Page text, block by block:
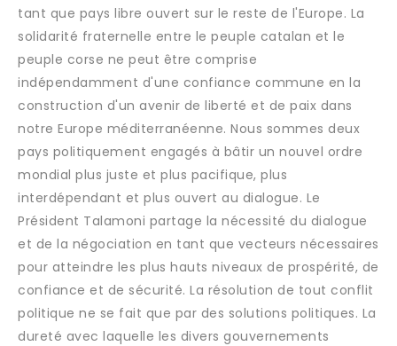
tant que pays libre ouvert sur le reste de l'Europe. La
solidarité fraternelle entre le peuple catalan et le
peuple corse ne peut être comprise
indépendamment d'une confiance commune en la
construction d'un avenir de liberté et de paix dans
notre Europe méditerranéenne. Nous sommes deux
pays politiquement engagés à bâtir un nouvel ordre
mondial plus juste et plus pacifique, plus
interdépendant et plus ouvert au dialogue. Le
Président Talamoni partage la nécessité du dialogue
et de la négociation en tant que vecteurs nécessaires
pour atteindre les plus hauts niveaux de prospérité, de
confiance et de sécurité. La résolution de tout conflit
politique ne se fait que par des solutions politiques. La
dureté avec laquelle les divers gouvernements